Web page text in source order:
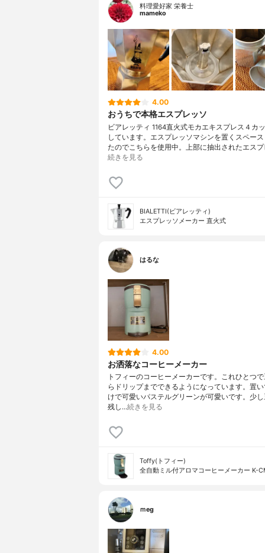
料理愛好家 栄養士
mameko
4.00
おうちで本格エスプレッソ
ビアレッティ 1164直火式モカエキスプレス４カ
しています。エスプレッソマシンを置くスペー
たのでこちらを使用中。上部に抽出されたエス
続きを見る
BIALETTI(ビアレッティ)
エスプレッソメーカー 直火式
はるな
4.00
お洒落なコーヒーメーカー
トフィーのコーヒーメーカーです。これひとつ
らドリップまでできるようになっています。置
けで可愛いパステルグリーンが可愛いです。少し
残し…続きを見る
Toffy(トフィー)
全自動ミル付アロマコーヒーメーカー K-
ｍeg